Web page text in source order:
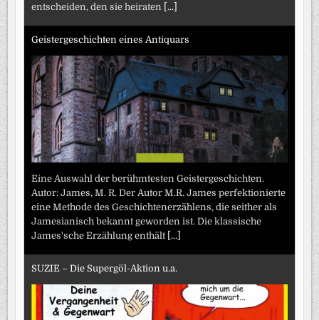
entscheiden, den sie heiraten [...]
Geistergeschichten eines Antiquars
Eine Auswahl der berühmtesten Geistergeschichten.
Autor: James, M. R. Der Autor M.R. James perfektionierte
eine Methode des Geschichtenerzählens, die seither als
Jamesianisch bekannt geworden ist. Die klassische
James'sche Erzählung enthält [...]
SUZIE – Die Supergöl-Aktion u.a.